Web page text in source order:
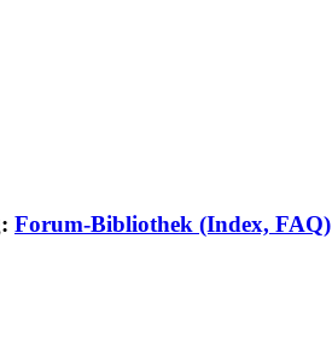
Forum-Bibliothek (Index, FAQ)